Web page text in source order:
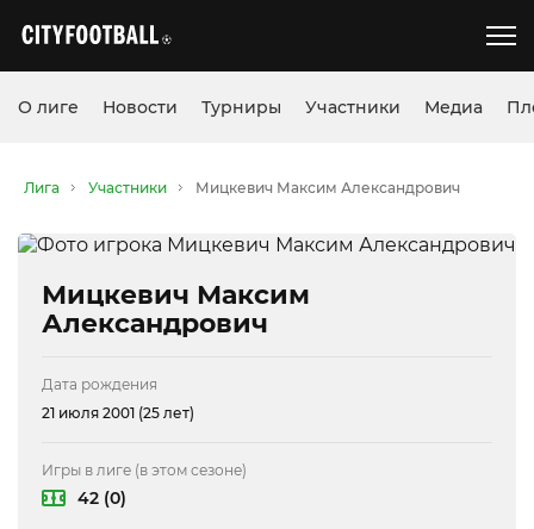
О лиге Новости Турниры Участники Медиа
Лига Участники Мицкевич Максим Александрович
Мицкевич Максим
Александрович
Дата рождения
21 июля 2001 (25 лет)
Игры в лиге (в этом сезоне)
42 (0)